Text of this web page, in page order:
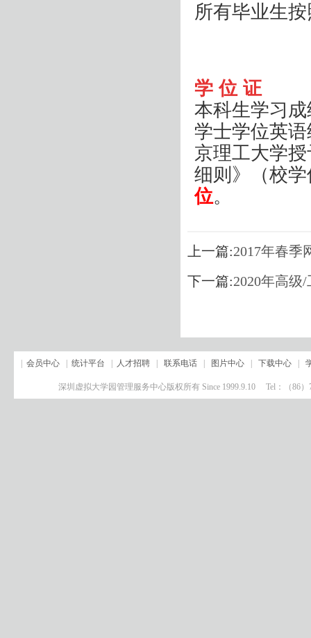
所有毕业生
学 位 证
本科生学习
学士学位英
京理工大学
细则》（校
位。
上一篇:2017年春季
下一篇:2020年高级
会员中心 统计平台 人才招聘 联系电话 图片中心 下载中心
深圳虚拟大学园管理服务中心版权所有 Since 1999.9.10 Tel：（